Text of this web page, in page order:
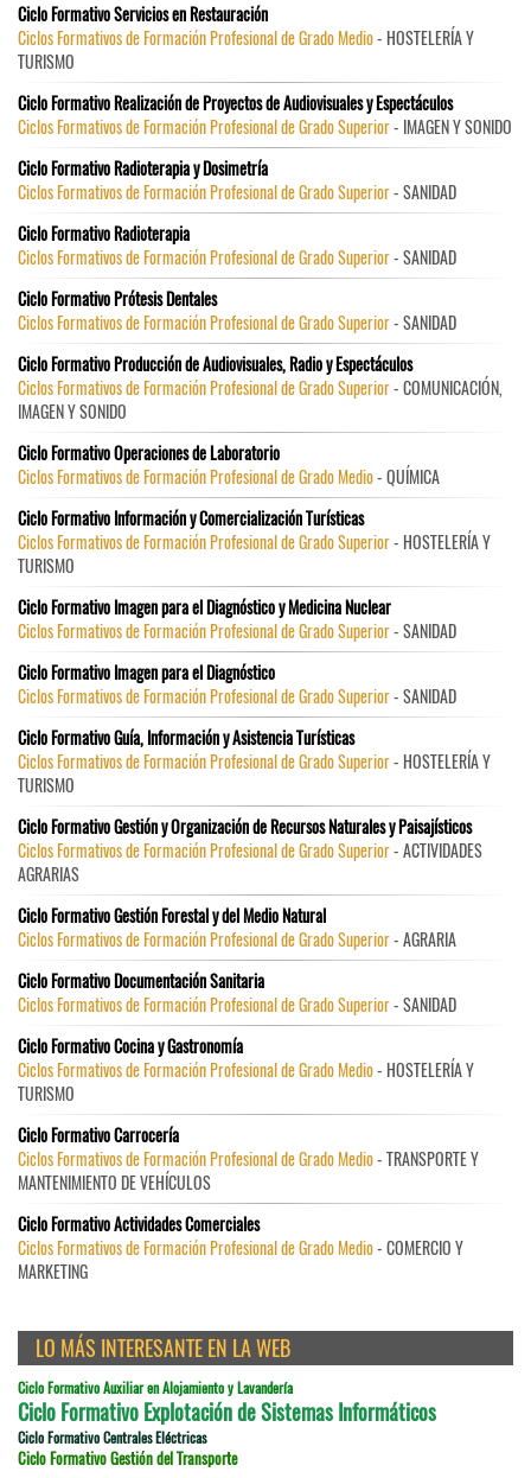
Ciclo Formativo Servicios en Restauración
Ciclos Formativos de Formación Profesional de Grado Medio- HOSTELERÍA Y
TURISMO
Ciclo Formativo Realización de Proyectos de Audiovisuales y Espectáculos
Ciclos Formativos de Formación Profesional de Grado Superior- IMAGEN Y SONIDO
Ciclo Formativo Radioterapia y Dosimetría
Ciclos Formativos de Formación Profesional de Grado Superior- SANIDAD
Ciclo Formativo Radioterapia
Ciclos Formativos de Formación Profesional de Grado Superior- SANIDAD
Ciclo Formativo Prótesis Dentales
Ciclos Formativos de Formación Profesional de Grado Superior- SANIDAD
Ciclo Formativo Producción de Audiovisuales, Radio y Espectáculos
Ciclos Formativos de Formación Profesional de Grado Superior- COMUNICACIÓN,
IMAGEN Y SONIDO
Ciclo Formativo Operaciones de Laboratorio
Ciclos Formativos de Formación Profesional de Grado Medio- QUÍMICA
Ciclo Formativo Información y Comercialización Turísticas
Ciclos Formativos de Formación Profesional de Grado Superior- HOSTELERÍA Y
TURISMO
Ciclo Formativo Imagen para el Diagnóstico y Medicina Nuclear
Ciclos Formativos de Formación Profesional de Grado Superior- SANIDAD
Ciclo Formativo Imagen para el Diagnóstico
Ciclos Formativos de Formación Profesional de Grado Superior- SANIDAD
Ciclo Formativo Guía, Información y Asistencia Turísticas
Ciclos Formativos de Formación Profesional de Grado Superior- HOSTELERÍA Y
TURISMO
Ciclo Formativo Gestión y Organización de Recursos Naturales y Paisajísticos
Ciclos Formativos de Formación Profesional de Grado Superior- ACTIVIDADES
AGRARIAS
Ciclo Formativo Gestión Forestal y del Medio Natural
Ciclos Formativos de Formación Profesional de Grado Superior- AGRARIA
Ciclo Formativo Documentación Sanitaria
Ciclos Formativos de Formación Profesional de Grado Superior- SANIDAD
Ciclo Formativo Cocina y Gastronomía
Ciclos Formativos de Formación Profesional de Grado Medio- HOSTELERÍA Y
TURISMO
Ciclo Formativo Carrocería
Ciclos Formativos de Formación Profesional de Grado Medio- TRANSPORTE Y
MANTENIMIENTO DE VEHÍCULOS
Ciclo Formativo Actividades Comerciales
Ciclos Formativos de Formación Profesional de Grado Medio- COMERCIO Y
MARKETING
LO MÁS INTERESANTE EN LA WEB
Ciclo Formativo Auxiliar en Alojamiento y Lavandería
Ciclo Formativo Explotación de Sistemas Informáticos
Ciclo Formativo Centrales Eléctricas
Ciclo Formativo Gestión del Transporte